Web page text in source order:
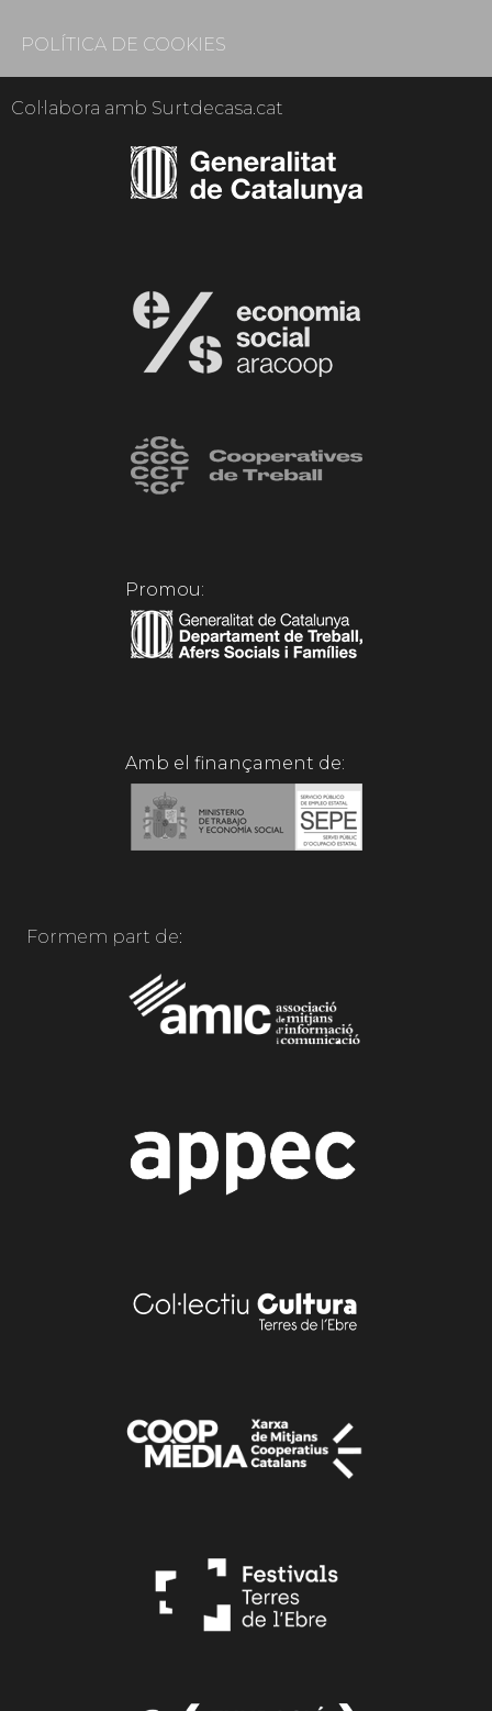
POLÍTICA DE COOKIES
Col·labora amb Surtdecasa.cat
Promou:
Amb el finançament de:
Formem part de: